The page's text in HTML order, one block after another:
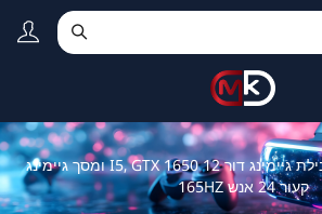
חבילת גיימינג דור 12 I5, GTX 1650 ומסך גיימינג
קעור 24 אנש 165HZ